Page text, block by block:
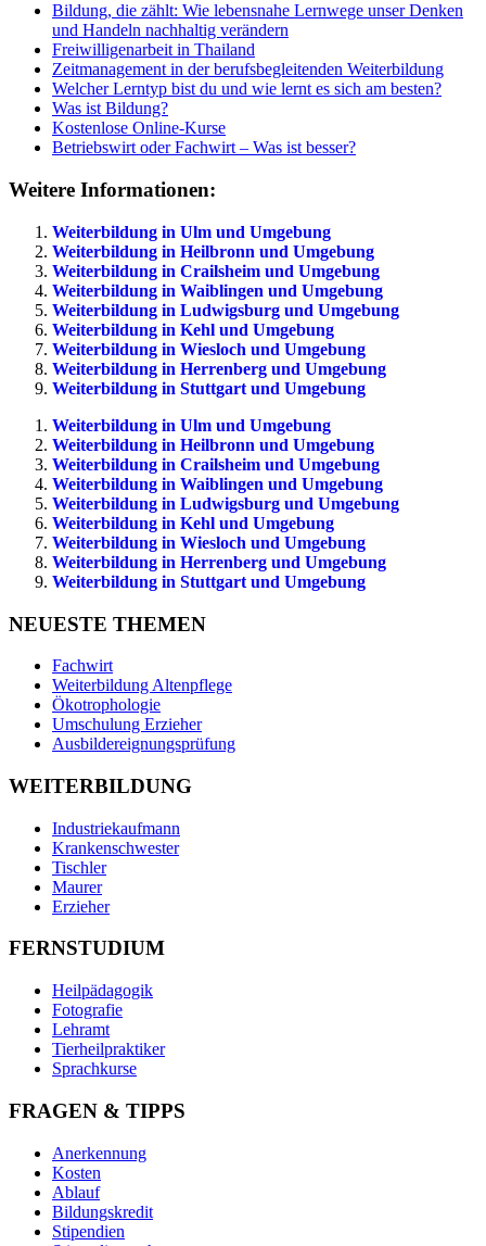
Bildung, die zählt: Wie lebensnahe Lernwege unser Denken
und Handeln nachhaltig verändern
Freiwilligenarbeit in Thailand
Zeitmanagement in der berufsbegleitenden Weiterbildung
Welcher Lerntyp bist du und wie lernt es sich am besten?
Was ist Bildung?
Kostenlose Online-Kurse
Betriebswirt oder Fachwirt – Was ist besser?
Weitere Informationen:
Weiterbildung in Ulm und Umgebung
Weiterbildung in Heilbronn und Umgebung
Weiterbildung in Crailsheim und Umgebung
Weiterbildung in Waiblingen und Umgebung
Weiterbildung in Ludwigsburg und Umgebung
Weiterbildung in Kehl und Umgebung
Weiterbildung in Wiesloch und Umgebung
Weiterbildung in Herrenberg und Umgebung
Weiterbildung in Stuttgart und Umgebung
Weiterbildung in Ulm und Umgebung
Weiterbildung in Heilbronn und Umgebung
Weiterbildung in Crailsheim und Umgebung
Weiterbildung in Waiblingen und Umgebung
Weiterbildung in Ludwigsburg und Umgebung
Weiterbildung in Kehl und Umgebung
Weiterbildung in Wiesloch und Umgebung
Weiterbildung in Herrenberg und Umgebung
Weiterbildung in Stuttgart und Umgebung
NEUESTE THEMEN
Fachwirt
Weiterbildung Altenpflege
Ökotrophologie
Umschulung Erzieher
Ausbildereignungsprüfung
WEITERBILDUNG
Industriekaufmann
Krankenschwester
Tischler
Maurer
Erzieher
FERNSTUDIUM
Heilpädagogik
Fotografie
Lehramt
Tierheilpraktiker
Sprachkurse
FRAGEN & TIPPS
Anerkennung
Kosten
Ablauf
Bildungskredit
Stipendien